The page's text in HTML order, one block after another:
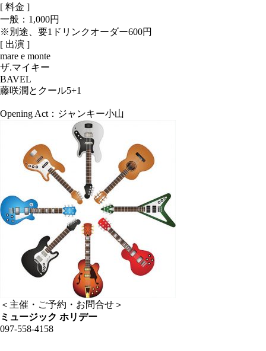
[ 料金 ]
一般： 1,000円
※別途、要1ドリンクオーダー600円
[ 出演 ]
mare e monte
ザ.マイキー
BAVEL
藤咲潤とクール5+1
Opening Act：ジャンキー小山
＜主催・ご予約・お問合せ＞
ミュージック ホリデー
097-558-4158